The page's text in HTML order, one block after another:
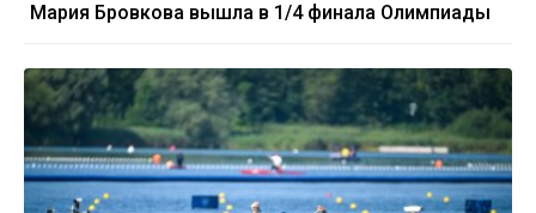
Мария Бровкова вышла в 1/4 финала Олимпиады